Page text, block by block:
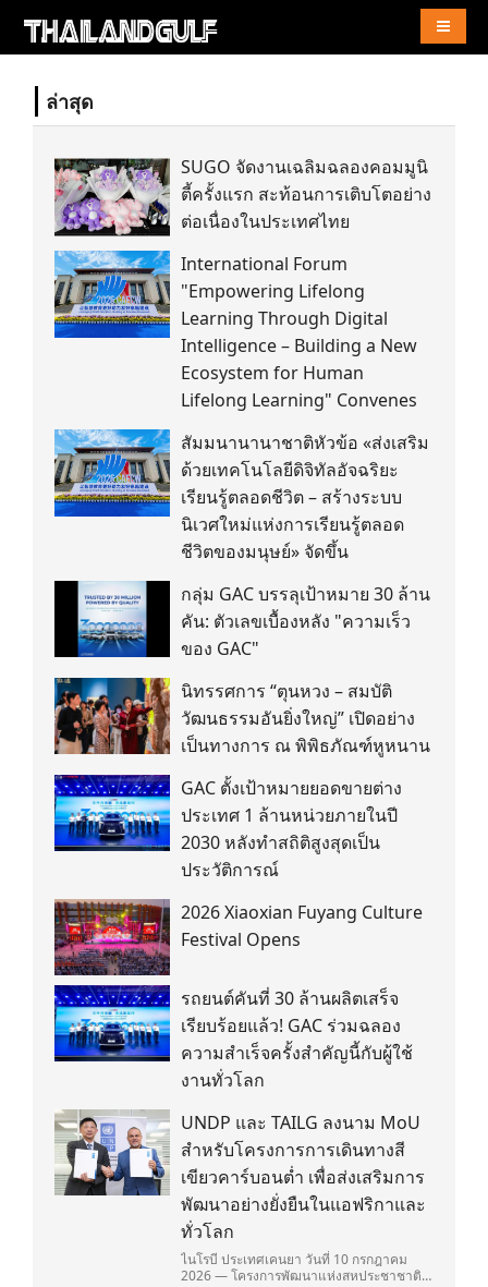
ล่าสุด
SUGO จัดงานเฉลิมฉลองคอมมูนิ
ตี้ครั้งแรก สะท้อนการเติบโตอย่าง
ต่อเนื่องในประเทศไทย
International Forum
"Empowering Lifelong
Learning Through Digital
Intelligence – Building a New
Ecosystem for Human
Lifelong Learning" Convenes
สัมมนานานาชาติหัวข้อ «ส่งเสริม
ด้วยเทคโนโลยีดิจิทัลอัจฉริยะ
เรียนรู้ตลอดชีวิต – สร้างระบบ
นิเวศใหม่แห่งการเรียนรู้ตลอด
ชีวิตของมนุษย์» จัดขึ้น
กลุ่ม GAC บรรลุเป้าหมาย 30 ล้าน
คัน: ตัวเลขเบื้องหลัง "ความเร็ว
ของ GAC"
นิทรรศการ “ตุนหวง – สมบัติ
วัฒนธรรมอันยิ่งใหญ่” เปิดอย่าง
เป็นทางการ ณ พิพิธภัณฑ์หูหนาน
GAC ตั้งเป้าหมายยอดขายต่าง
ประเทศ 1 ล้านหน่วยภายในปี
2030 หลังทำสถิติสูงสุดเป็น
ประวัติการณ์
2026 Xiaoxian Fuyang Culture
Festival Opens
รถยนต์คันที่ 30 ล้านผลิตเสร็จ
เรียบร้อยแล้ว! GAC ร่วมฉลอง
ความสำเร็จครั้งสำคัญนี้กับผู้ใช้
งานทั่วโลก
UNDP และ TAILG ลงนาม MoU
สำหรับโครงการการเดินทางสี
เขียวคาร์บอนต่ำ เพื่อส่งเสริมการ
พัฒนาอย่างยั่งยืนในแอฟริกาและ
ทั่วโลก
ไนโรบี ประเทศเคนยา วันที่ 10 กรกฎาคม
2026 — โครงการพัฒนาแห่งสหประชาชาติ